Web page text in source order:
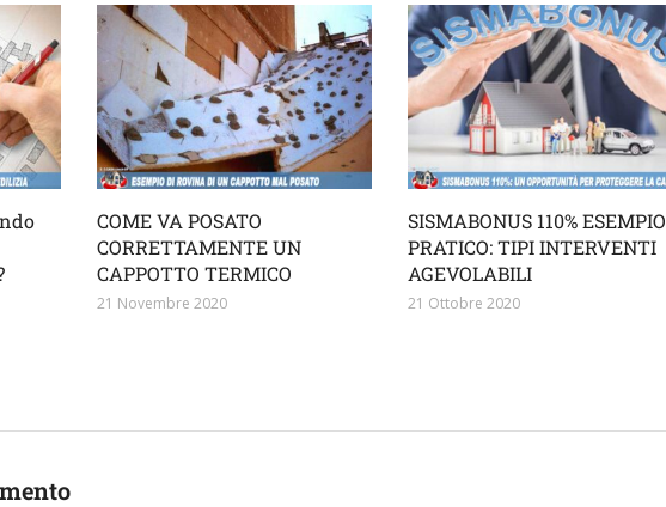
COME VA POSATO
CORRETTAMENTE UN
CAPPOTTO TERMICO
21 Novembre 2020
SISMABONUS 110% ESEMPIO
PRATICO: TIPI INTERVENTI
AGEVOLABILI
21 Ottobre 2020